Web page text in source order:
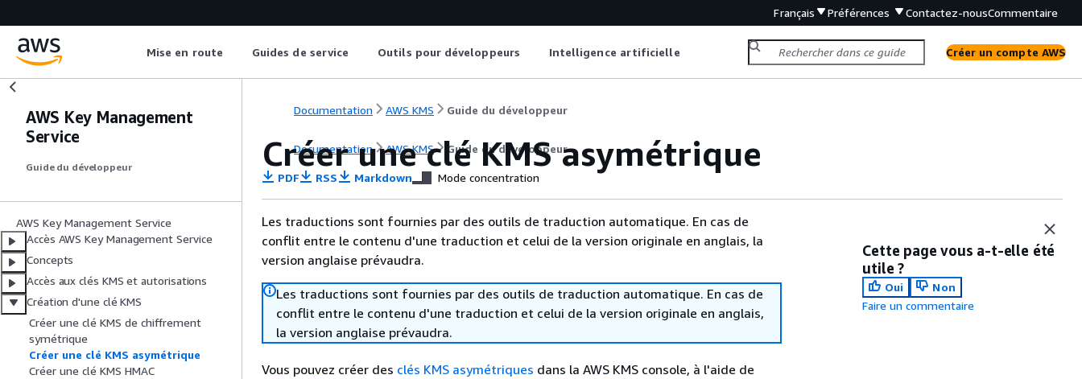
Français Préférences Contactez-nousCommentaire
Mise en route Guides de service Outils pour développeurs Intelligence artificielle Créer un compte AWS
AWS Key Management
Service
Guide du développeur
AWS Key Management Service
Accès AWS Key Management Service
Concepts
Accès aux clés KMS et autorisations
Création d'une clé KMS
Créer une clé KMS de chiffrement
symétrique
Créer une clé KMS asymétrique
Créer une clé KMS HMAC
Documentation AWS KMS Guide du développeur
Documentation AWS KMS Guide du développeur
Créer une clé KMS asymétrique
PDF RSS Markdown Mode concentration
Les traductions sont fournies par des outils de traduction automatique. En cas de
conflit entre le contenu d'une traduction et celui de la version originale en anglais, la
version anglaise prévaudra.
Les traductions sont fournies par des outils de traduction automatique. En cas de
conflit entre le contenu d'une traduction et celui de la version originale en anglais,
la version anglaise prévaudra.
Vous pouvez créer des clés KMS asymétriques dans la AWS KMS console, à l'aide de
Cette page vous a-t-elle été
utile ?
Oui
Non
Faire un commentaire